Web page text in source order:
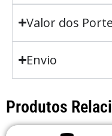
Valor dos
Envio
Produtos